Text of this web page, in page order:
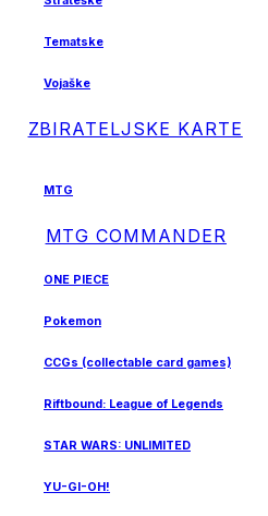
Tematske
Vojaške
ZBIRATELJSKE KARTE
MTG
MTG COMMANDER
ONE PIECE
Pokemon
CCGs (collectable card games)
Riftbound: League of Legends
STAR WARS: UNLIMITED
YU-GI-OH!